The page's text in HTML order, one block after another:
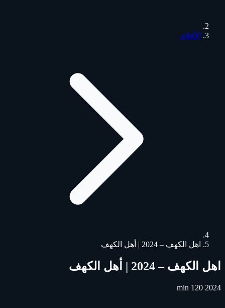
الأفلام
اهل الكهف – 2024 | أهل الكهف
اهل الكهف – 2024 | أهل الكهف
2024
120 min